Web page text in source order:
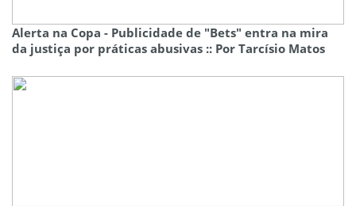
Alerta na Copa - Publicidade de "Bets" entra na mira
da justiça por práticas abusivas :: Por Tarcísio Matos